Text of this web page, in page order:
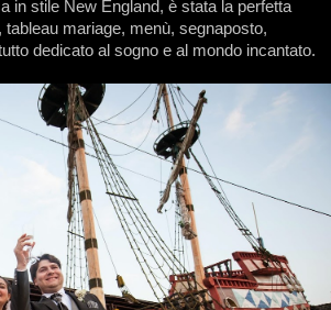
in stile New England, è stata la perfetta
mariage, menù, segnaposto,
dedicato al sogno e al mondo incantato.